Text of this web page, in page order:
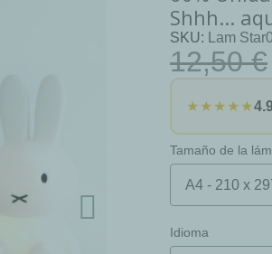
Shhh...
SKU Lam
12,50 €
★★★★★
Tamaño de la
Idioma